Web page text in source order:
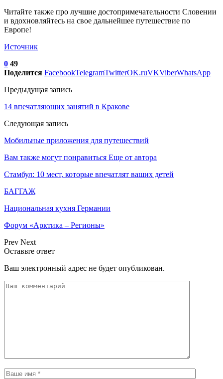
Читайте также про лучшие достопримечательности Словении
и вдохновляйтесь на свое дальнейшее путешествие по
Европе!
Источник
0 49
Поделится FacebookTelegramTwitterOK.ruVKViberWhatsApp
Предыдущая запись
14 впечатляющих занятий в Кракове
Следующая запись
Мобильные приложения для путешествий
Вам также могут понравиться Еще от автора
Стамбул: 10 мест, которые впечатлят ваших детей
БАГГАЖ
Национальная кухня Германии
Форум «Арктика – Регионы»
Prev Next
Оставьте ответ
Ваш электронный адрес не будет опубликован.